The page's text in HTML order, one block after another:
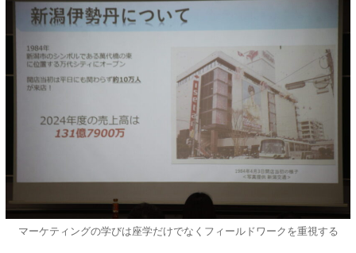
マーケティングの学びは座学だけでなくフィールドワークを重視する